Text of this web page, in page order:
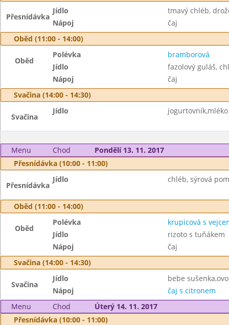
Přesnídávka
Jídlo
tmavý chléb,
Nápoj
čaj
Oběd (11:00 - 14:00)
Oběd
Polévka
bramborová
Jídlo
fazolový guláš,
Nápoj
čaj
Svačina (14:00 - 14:30)
Svačina
Jídlo jogurtovník,mléko
Menu Chod
Pondělí 13. 11. 2017
Přesnídávka (10:00 - 11:00)
Přesnídávka
Jídlo chléb, sýrová
Oběd (11:00 - 14:00)
Oběd
Polévka
krupicová s
Jídlo
rizoto s tuňákem
Nápoj
čaj
Svačina (14:00 - 14:30)
Svačina
Jídlo
bebe
Nápoj
čaj s citronem
Menu
Chod
Úterý 14. 11. 2017
Přesnídávka (10:00 - 11:00)